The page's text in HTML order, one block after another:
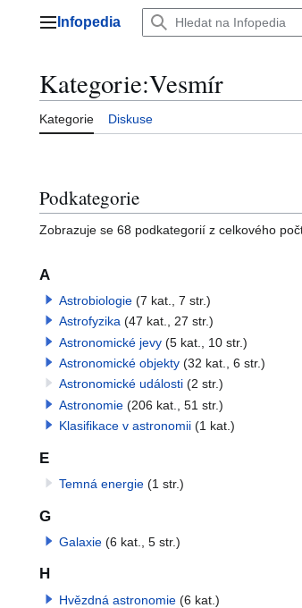
Hlavní menu
Infopedia
Kategorie:Vesmír
Kategorie Diskuse
Podkategorie
Zobrazuje se 68 podkategorií z celkového
A
Astrobiologie (7 kat., 7 str.)
Astrofyzika (47 kat., 27 str.)
Astronomické jevy (5 kat., 10 str.)
Astronomické objekty (32 kat., 6 str.)
Astronomické události (2 str.)
Astronomie (206 kat., 51 str.)
Klasifikace v astronomii (1 kat.)
E
Temná energie (1 str.)
G
Galaxie (6 kat., 5 str.)
H
Hvězdná astronomie (6 kat.)